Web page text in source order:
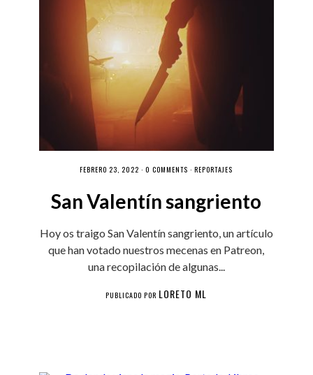
FEBRERO 23, 2022 ·0 COMMENTS ·REPORTAJES
San Valentín sangriento
Hoy os traigo San Valentín sangriento, un artículo
que han votado nuestros mecenas en Patreon,
una recopilación de algunas...
PUBLICADO POR LORETO ML